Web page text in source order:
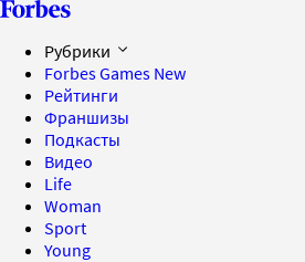
Рубрики
Forbes Games New
Рейтинги
Франшизы
Подкасты
Видео
Life
Woman
Sport
Young